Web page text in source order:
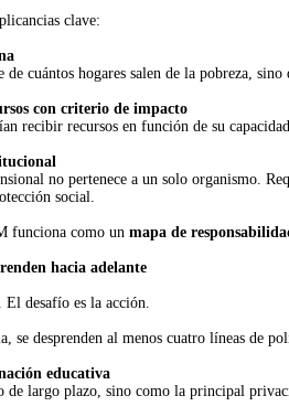
clave:
de cuántos hogares salen de la pobreza, sino
con criterio de impacto
recibir recursos en función de su
no pertenece a un solo organismo.
social.
funciona como un mapa de
hacia adelante
El desafío es la acción.
se desprenden al menos cuatro líneas de
educativa
de largo plazo, sino como la principal